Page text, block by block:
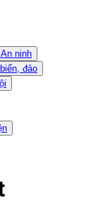
ninh
đảo